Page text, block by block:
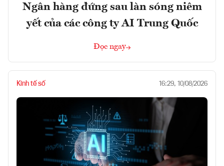
Ngân hàng đứng sau làn sóng niêm
yết của các công ty AI Trung Quốc
Đọc ngay
Kinh tế số 16:29, 10/08/2026